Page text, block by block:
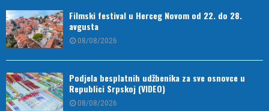
Filmski festival u Herceg Novom od 22. do 28.
avgusta
08/08/2026
Podjela besplatnih udžbenika za sve osnovce u
Republici Srpskoj (VIDEO)
08/08/2026